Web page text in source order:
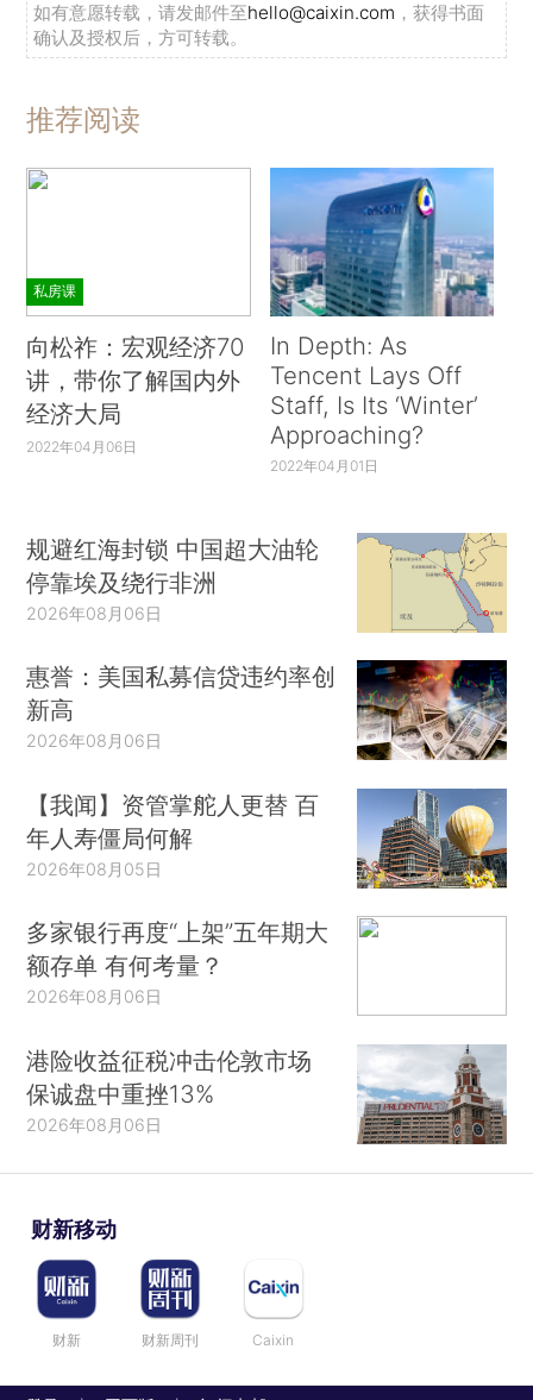
如有意愿转载，请发邮件至hello@caixin.com ，获得书面
确认及授权后，方可转载。
推荐阅读
私房课
向松祚：宏观经济70
讲，带你了解国内外
经济大局
2022年04月06日
In Depth: As
Tencent Lays Off
Staff, Is Its ‘Winter’
Approaching?
2022年04月01日
规避红海封锁 中国超大油轮
停靠埃及绕行非洲
2026年08月06日
惠誉：美国私募信贷违约率创
新高
2026年08月06日
【我闻】资管掌舵人更替 百
年人寿僵局何解
2026年08月05日
多家银行再度“上架”五年期大
额存单 有何考量？
2026年08月06日
港险收益征税冲击伦敦市场
保诚盘中重挫13%
2026年08月06日
财新移动
财新 财新周刊 Caixin